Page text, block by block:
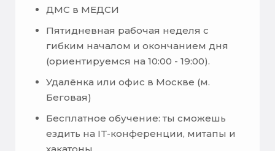
ДМС в МЕДСИ
Пятидневная рабочая неделя с
гибким началом и окончанием дня
(ориентируемся на 10:00 - 19:00).
Удалёнка или офис в Москве (м.
Беговая)
Бесплатное обучение: ты сможешь
ездить на IT-конференции, митапы и
хакатоны.